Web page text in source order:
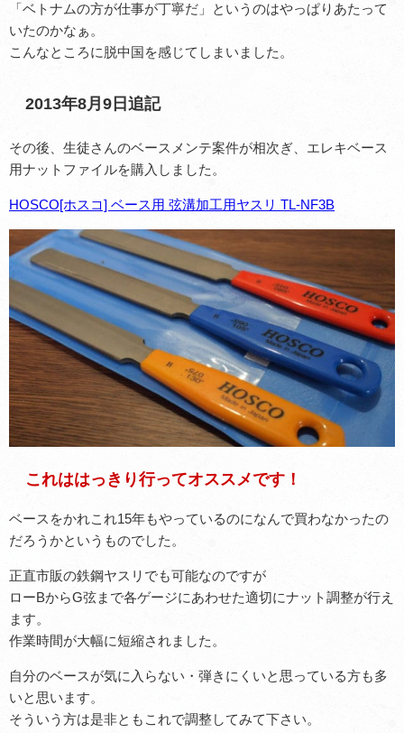
「ベトナムの方が仕事が丁寧だ」というのはやっぱりあたって
いたのかなぁ。
こんなところに脱中国を感じてしまいました。
2013年8月9日追記
その後、生徒さんのベースメンテ案件が相次ぎ、エレキベース
用ナットファイルを購入しました。
HOSCO[ホスコ] ベース用 弦溝加工用ヤスリ TL-NF3B
これははっきり行ってオススメです！
ベースをかれこれ15年もやっているのになんで買わなかったの
だろうかというものでした。
正直市販の鉄鋼ヤスリでも可能なのですが
ローBからG弦まで各ゲージにあわせた適切にナット調整が行え
ます。
作業時間が大幅に短縮されました。
自分のベースが気に入らない・弾きにくいと思っている方も多
いと思います。
そういう方は是非ともこれで調整してみて下さい。